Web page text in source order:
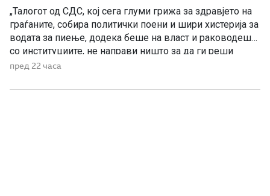
„Талогот од СДС, кој сега глуми грижа за здравјето на
граѓаните, собира политички поени и шири хистерија за
водата за пиење, додека беше на власт и раководеше
со институциите, не направи ништо за да ги реши
проблемите. Проблеми со квалитетот на водата за
министер за здравство, […]
пред 22 часа